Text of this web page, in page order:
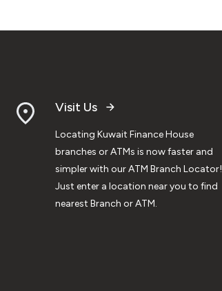
Visit Us
Locating Kuwait Finance House
branches or ATMs is now faster and
simpler with our ATM Branch Locator!
Just enter a location near you to find
nearest Branch or ATM.